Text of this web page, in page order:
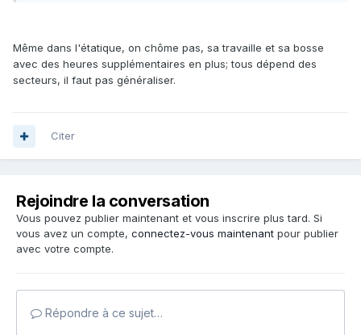
Même dans l'étatique, on chôme pas, sa travaille et sa bosse
avec des heures supplémentaires en plus; tous dépend des
secteurs, il faut pas généraliser.
Citer
Rejoindre la conversation
Vous pouvez publier maintenant et vous inscrire plus tard. Si
vous avez un compte, connectez-vous maintenant pour publier
avec votre compte.
Répondre à ce sujet…